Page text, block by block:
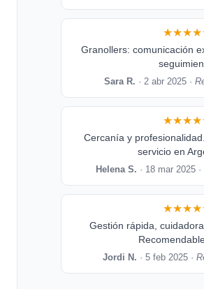
Granollers: comunicación
Sara R. · 2 abr 2025 ·
Cercanía y
servicio en
Helena S. · 18 mar 2025 ·
Gestión rápida,
Jordi N. · 5 feb 2025 ·